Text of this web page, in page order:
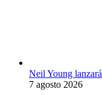
Neil Young
7 agosto 2026